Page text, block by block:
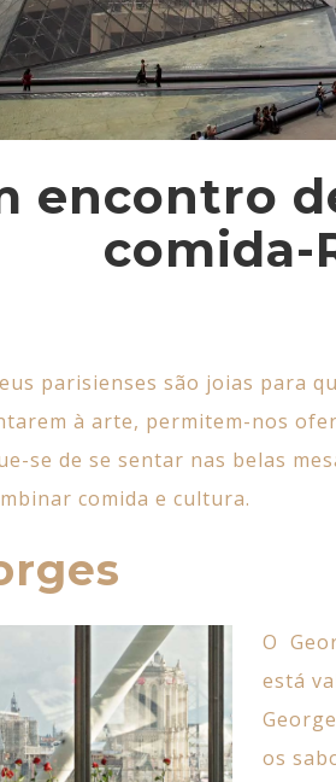
encontro
comida-
parisienses são joias para
à arte, permitem-nos
se de se sentar nas belas
comida e cultura.
O
está
os